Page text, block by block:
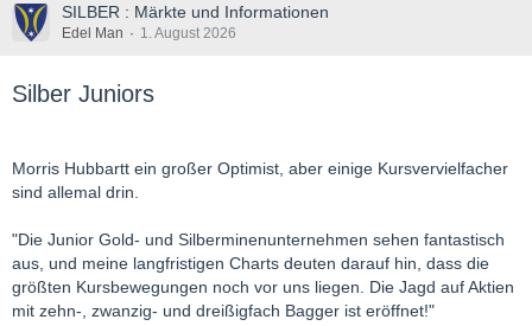
SILBER : Märkte und Informationen
Edel Man 1. August 2026
Silber Juniors
Morris Hubbartt ein großer Optimist, aber einige Kursvervielfacher
sind allemal drin.
"Die Junior Gold- und Silberminenunternehmen sehen fantastisch
aus, und meine langfristigen Charts deuten darauf hin, dass die
größten Kursbewegungen noch vor uns liegen. Die Jagd auf Aktien
mit zehn-, zwanzig- und dreißigfach Bagger ist eröffnet!"